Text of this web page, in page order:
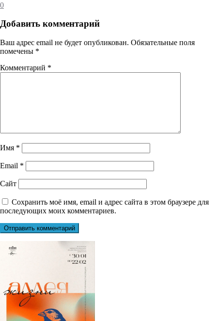
0
Добавить комментарий
Ваш адрес email не будет опубликован. Обязательные поля
помечены *
Комментарий *
Имя *
Email *
Сайт
Сохранить моё имя, email и адрес сайта в этом браузере для
последующих моих комментариев.